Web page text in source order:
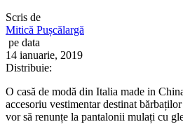
Scris de
Mitică Pușcălargă
pe data
14 ianuarie, 2019
Distribuie:
O casă de modă din Italia made in
accesoriu vestimentar destinat
vor să renunțe la pantalonii mulați cu